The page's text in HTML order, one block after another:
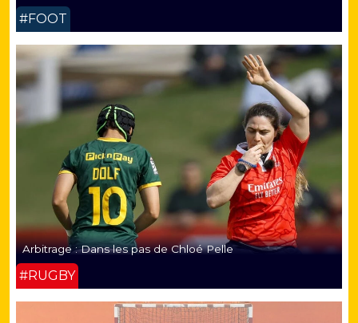
#FOOT
Arbitrage : Dans les pas de Chloé Pelle
#RUGBY